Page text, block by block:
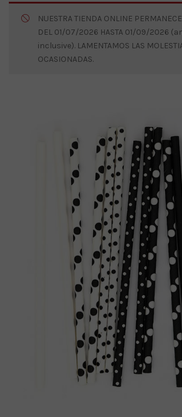
NUESTRA TIENDA ONLINE
DEL 01/07/2026 HASTA 01/09/2026
inclusive). LAMENTAMOS LAS
OCASIONADAS.